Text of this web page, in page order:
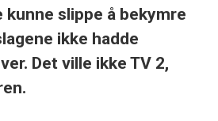
kunne slippe å bekymre
ikke hadde
Det ville ikke TV 2,